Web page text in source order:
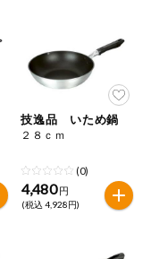
技逸品 いため鍋
２８ｃｍ
(0)
4,480 円
(税込 4,928円)